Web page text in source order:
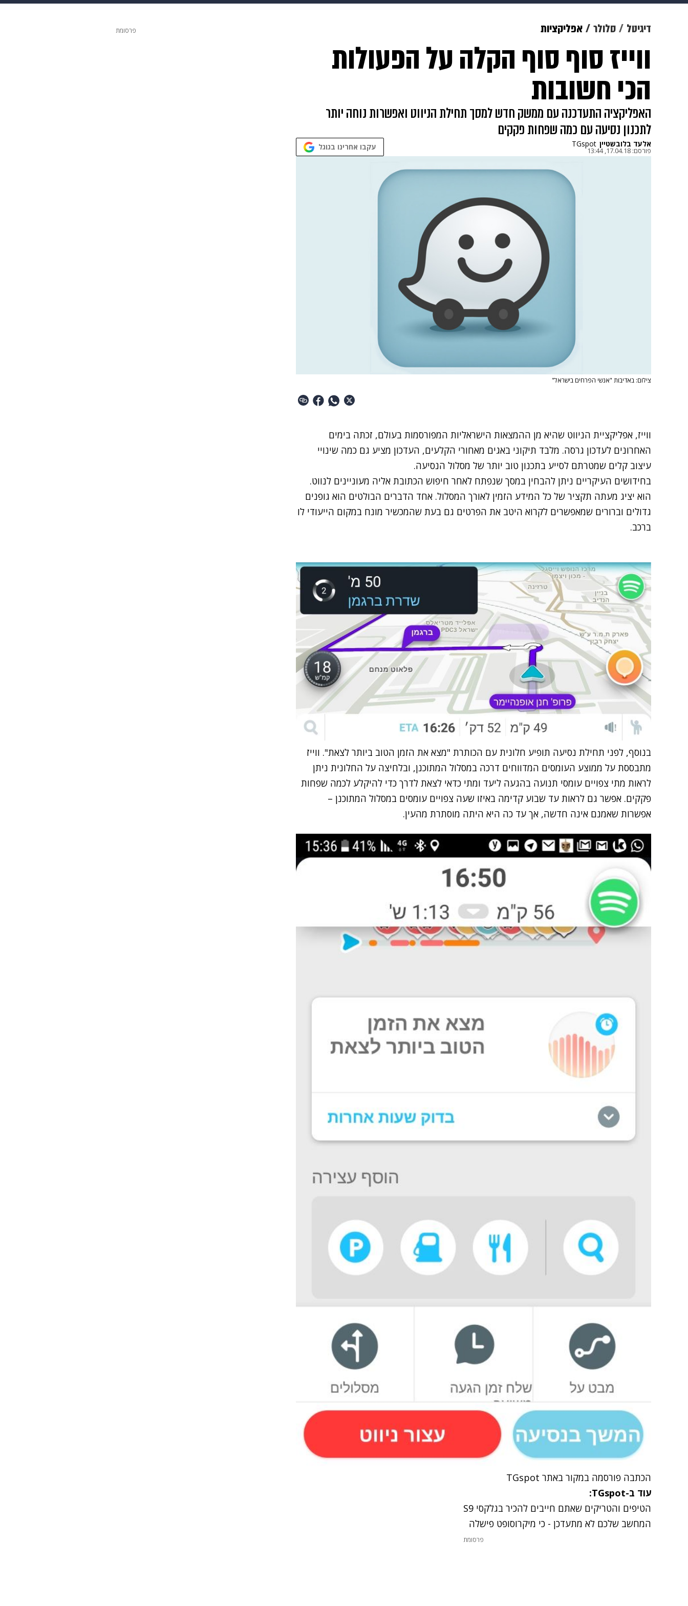
מוזיקה תרבות
דיגיטל גאווה משפט תשעה חודשים מתכונים פרויקטים מיוחדים
דיגיטל סלולר אפליקציות
ווייז סוף סוף הקלה על הפעולות
הכי חשובות
האפליקציה התעדכנה עם ממשק חדש למסך תחילת הניווט ואפשרות נוחה יותר
לתכנון נסיעה עם כמה שפחות פקקים
אלעד בלובשטיין TGspot
פורסם: 17.04.18, 13:44 עקבו אחרינו בגוגל
צילום: באדיבות "אנשי הפרחים בישראל"
ווייז, אפליקציית הניווט שהיא מן ההמצאות הישראליות המפורסמות בעולם, זכתה בימים
האחרונים לעדכון גרסה. מלבד תיקוני באגים מאחורי הקלעים, העדכון מציע גם כמה שינויי
עיצוב קלים שמטרתם לסייע בתכנון טוב יותר של מסלול הנסיעה.
בחידושים העיקריים ניתן להבחין במסך שנפתח לאחר חיפוש הכתובת אליה מעוניינים לנווט.
הוא יציג מעתה תקציר של כל המידע הזמין לאורך המסלול. אחד הדברים הבולטים הוא גופנים
גדולים וברורים שמאפשרים לקרוא היטב את הפרטים גם בעת שהמכשיר מונח במקום הייעודי לו
ברכב.
בנוסף, לפני תחילת נסיעה תופיע חלונית עם הכותרת "מצא את הזמן הטוב ביותר לצאת". ווייז
מתבססת על ממוצע העומסים המדווחים דרכה במסלול המתוכנן, ובלחיצה על החלונית ניתן
לראות מתי צפויים עומסי תנועה בהגעה ליעד ומתי כדאי לצאת לדרך כדי להיקלע לכמה שפחות
פקקים. אפשר גם לראות עד שבוע קדימה באיזו שעה צפויים עומסים במסלול המתוכנן –
אפשרות שאמנם אינה חדשה, אך עד כה היא היתה מוסתרת מהעין.
הכתבה פורסמה במקור באתר TGspot
עוד ב-TGspot:
הטיפים והטריקים שאתם חייבים להכיר בגלקסי S9
המחשב שלכם לא מתעדכן - כי מיקרוסופט פישלה
פרסומת
פרסומת